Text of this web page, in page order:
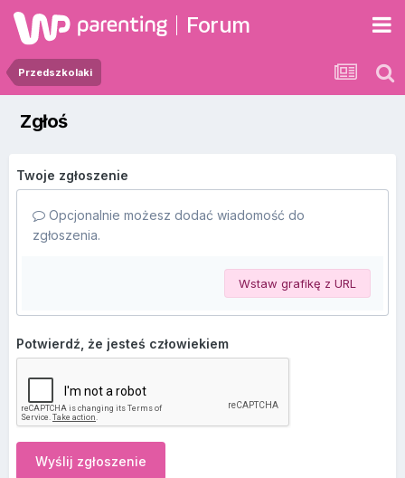
Forum
Przedszkolaki
Zgłoś
Twoje zgłoszenie
Opcjonalnie możesz dodać wiadomość do
zgłoszenia.
Wstaw grafikę z URL
Potwierdź, że jesteś człowiekiem
Wyślij zgłoszenie